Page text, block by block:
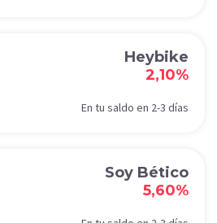
Heybike
2,10%
En tu saldo en 2-3 días
Soy Bético
5,60%